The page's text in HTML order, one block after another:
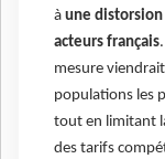
à une
acteurs français
mesure
populations les
tout en limitant
des tarifs